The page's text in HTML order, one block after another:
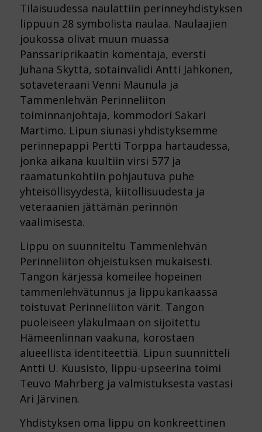
Tilaisuudessa naulattiin perinneyhdistyksen
lippuun 28 symbolista naulaa. Naulaajien
joukossa olivat muun muassa
Panssariprikaatin komentaja, eversti
Juhana Skyttä, sotainvalidi Antti Jahkonen,
sotaveteraani Venni Maunula ja
Tammenlehvän Perinneliiton
toiminnanjohtaja, kommodori Sakari
Martimo. Lipun siunasi yhdistyksemme
perinnepappi Pertti Torppa hartaudessa,
jonka aikana kuultiin virsi 577 ja
raamatunkohtiin pohjautuva puhe
yhteisöllisyydestä, kiitollisuudesta ja
veteraanien jättämän perinnön
vaalimisesta.
Lippu on suunniteltu Tammenlehvän
Perinneliiton ohjeistuksen mukaisesti.
Tangon kärjessä komeilee hopeinen
tammenlehvätunnus ja lippukankaassa
toistuvat Perinneliiton värit. Tangon
puoleiseen yläkulmaan on sijoitettu
Hämeenlinnan vaakuna, korostaen
alueellista identiteettiä. Lipun suunnitteli
Antti U. Kuusisto, lippu-upseerina toimi
Teuvo Mahrberg ja valmistuksesta vastasi
Ari Järvinen.
Yhdistyksen oma lippu on konkreettinen